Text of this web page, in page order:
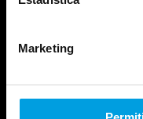
Marketing